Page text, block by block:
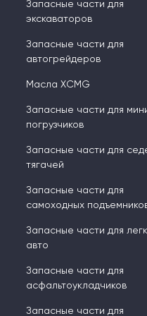
Запасные части для
экскаваторов
Запасные части для
автогрейдеров
Масла XCMG
Запасные части для
погрузчиков
Запасные части для
тягачей
Запасные части для
самоходных
Запасные части для
авто
Запасные части для
асфальтоукладчиков
Запасные части для